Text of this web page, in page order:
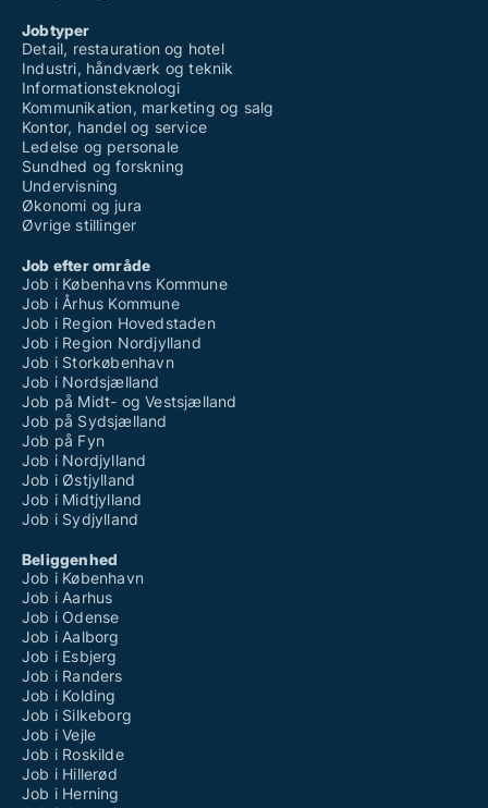
Jobtyper
Detail, restauration og hotel
Industri, håndværk og teknik
Informationsteknologi
Kommunikation, marketing og salg
Kontor, handel og service
Ledelse og personale
Sundhed og forskning
Undervisning
Økonomi og jura
Øvrige stillinger
Job efter område
Job i Københavns Kommune
Job i Århus Kommune
Job i Region Hovedstaden
Job i Region Nordjylland
Job i Storkøbenhavn
Job i Nordsjælland
Job på Midt- og Vestsjælland
Job på Sydsjælland
Job på Fyn
Job i Nordjylland
Job i Østjylland
Job i Midtjylland
Job i Sydjylland
Beliggenhed
Job i København
Job i Aarhus
Job i Odense
Job i Aalborg
Job i Esbjerg
Job i Randers
Job i Kolding
Job i Silkeborg
Job i Vejle
Job i Roskilde
Job i Hillerød
Job i Herning